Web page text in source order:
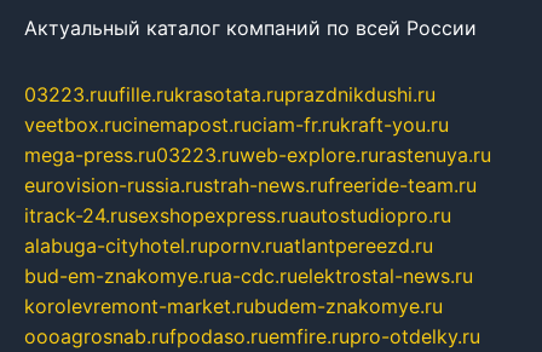
Актуальный каталог компаний по всей России
03223.ruufille.rukrasotata.ruprazdnikdushi.ru
veetbox.rucinemapost.ruciam-fr.rukraft-you.ru
mega-press.ru03223.ruweb-explore.rurastenuya.ru
eurovision-russia.rustrah-news.rufreeride-team.ru
itrack-24.rusexshopexpress.ruautostudiopro.ru
alabuga-cityhotel.rupornv.ruatlantpereezd.ru
bud-em-znakomye.rua-cdc.ruelektrostal-news.ru
korolevremont-market.rubudem-znakomye.ru
oooagrosnab.rufpodaso.ruemfire.rupro-otdelky.ru